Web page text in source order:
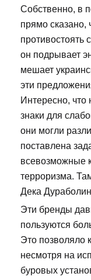
Собственно, в
прямо сказано,
противостоять
он подрывает
мешает
эти
Интересно, что
знаки для
они могли
поставлена
всевозможные
терроризма.
Дека
Эти бренды
пользуются
Это позволяло
несмотря на
буровых